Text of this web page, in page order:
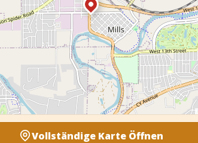
Vollständige Karte Öffnen